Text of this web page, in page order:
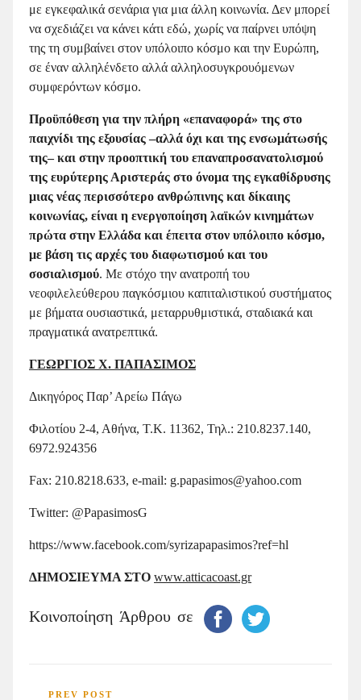
με εγκεφαλικά σενάρια για μια άλλη κοινωνία. Δεν μπορεί
να σχεδιάζει να κάνει κάτι εδώ, χωρίς να παίρνει υπόψη
της τη συμβαίνει στον υπόλοιπο κόσμο και την Ευρώπη,
σε έναν αλληλένδετο αλλά αλληλοσυγκρουόμενων
συμφερόντων κόσμο.
Προϋπόθεση για την πλήρη «επαναφορά» της στο
παιχνίδι της εξουσίας –αλλά όχι και της ενσωμάτωσής
της– και στην προοπτική του επαναπροσανατολισμού
της ευρύτερης Αριστεράς στο όνομα της εγκαθίδρυσης
μιας νέας περισσότερο ανθρώπινης και δίκαιης
κοινωνίας, είναι η ενεργοποίηση λαϊκών κινημάτων
πρώτα στην Ελλάδα και έπειτα στον υπόλοιπο κόσμο,
με βάση τις αρχές του διαφωτισμού και του
σοσιαλισμού. Με στόχο την ανατροπή του
νεοφιλελεύθερου παγκόσμιου καπιταλιστικού συστήματος
με βήματα ουσιαστικά, μεταρρυθμιστικά, σταδιακά και
πραγματικά ανατρεπτικά.
ΓΕΩΡΓΙΟΣ Χ. ΠΑΠΑΣΙΜΟΣ
Δικηγόρος Παρ’ Αρείω Πάγω
Φιλοτίου 2-4, Αθήνα, Τ.Κ. 11362, Τηλ.: 210.8237.140,
6972.924356
Fax: 210.8218.633, e-mail: g.papasimos@yahoo.com
Twitter: @PapasimosG
https://www.facebook.com/syrizapapasimos?ref=hl
ΔΗΜΟΣΙΕΥΜΑ ΣΤΟ www.atticacoast.gr
Κοινοποίηση Άρθρου σε
PREV POST